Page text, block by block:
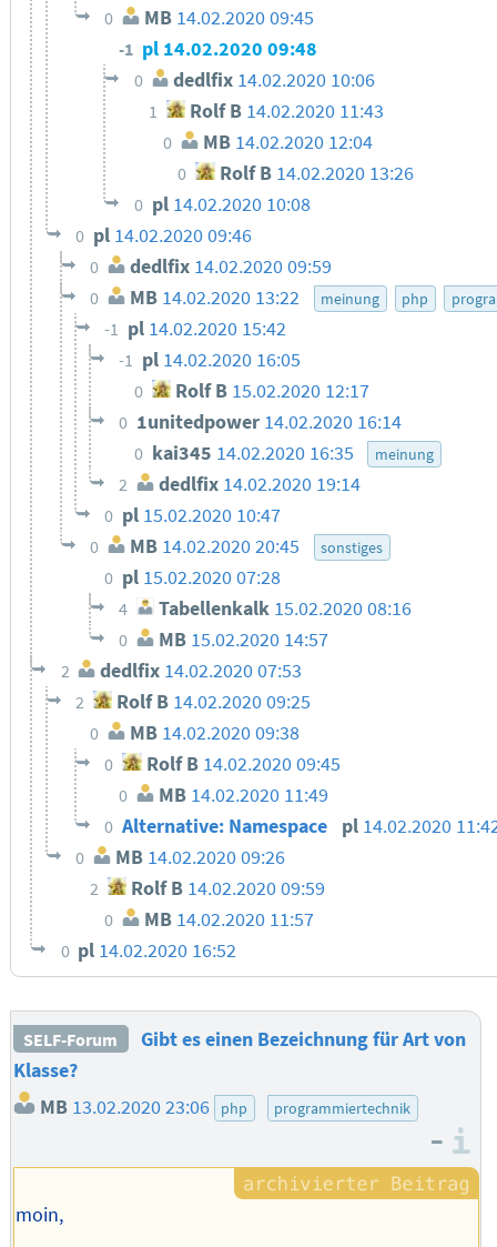
0 MB 14.02.2020 09:45
-1 pl 14.02.2020 09:48
0 dedlfix 14.02.2020 10:06
1 Rolf B 14.02.2020 11:43
0 MB 14.02.2020 12:04
0 Rolf B 14.02.2020 13:26
0 pl 14.02.2020 10:08
0 pl 14.02.2020 09:46
0 dedlfix 14.02.2020 09:59
0 MB 14.02.2020 13:22 meinung php
-1 pl 14.02.2020 15:42
-1 pl 14.02.2020 16:05
0 Rolf B 15.02.2020 12:17
0 1unitedpower 14.02.2020 16:14
0 kai345 14.02.2020 16:35 meinung
2 dedlfix 14.02.2020 19:14
0 pl 15.02.2020 10:47
0 MB 14.02.2020 20:45 sonstiges
0 pl 15.02.2020 07:28
4 Tabellenkalk 15.02.2020 08:16
0 MB 15.02.2020 14:57
2 dedlfix 14.02.2020 07:53
2 Rolf B 14.02.2020 09:25
0 MB 14.02.2020 09:38
0 Rolf B 14.02.2020 09:45
0 MB 14.02.2020 11:49
0 Alternative: Namespace pl 14.02.2020
0 MB 14.02.2020 09:26
2 Rolf B 14.02.2020 09:59
0 MB 14.02.2020 11:57
0 pl 14.02.2020 16:52
SELF-Forum
Gibt es einen Bezeichnung für Art von
Klasse?
MB 13.02.2020 23:06 php programmiertechnik
–
moin,